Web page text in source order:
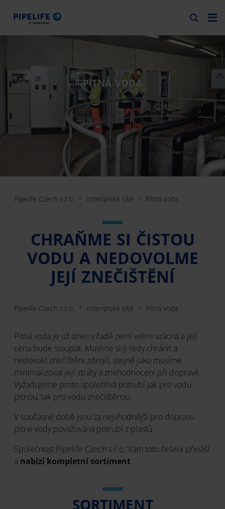
PITNÁ VODA
Pipelife Czech s.r.o. Inženýrské sítě Pitná voda
CHRAŇME SI ČISTOU
VODU A NEDOVOLME
JEJÍ ZNEČIŠTĚNÍ
Pipelife Czech s.r.o. Inženýrské sítě Pitná voda
Pitná voda je už dnes v řadě zemí velmi vzácná a její
cena bude stoupat. Musíme si ji tedy chránit a
nedovolit znečištěni zdrojů, stejně jako musíme
minimalizovat její ztráty a znehodnocení při dopravě.
Vyžadujeme proto spolehlivá potrubí jak pro vodu
pitnou, tak pro vodu znečištěnou.
V současné době jsou za nejvhodnější pro dopravu
pitné vody považována potrubí z plastů.
Společnost Pipelife Czech s.r.o. Vám toto řešení přináší
a nabízí kompletní sortiment.
SORTIMENT